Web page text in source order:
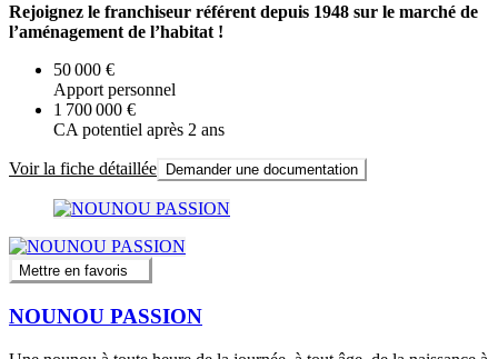
Rejoignez le franchiseur référent depuis 1948 sur le marché de
l’aménagement de l’habitat !
50 000 €
Apport personnel
1 700 000 €
CA potentiel après 2 ans
Voir la fiche détaillée Demander une documentation
Mettre en favoris
NOUNOU PASSION